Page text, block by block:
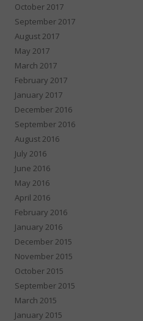
October 2017
September 2017
August 2017
May 2017
March 2017
February 2017
January 2017
December 2016
September 2016
August 2016
July 2016
June 2016
May 2016
April 2016
February 2016
January 2016
December 2015
November 2015
October 2015
September 2015
March 2015
January 2015